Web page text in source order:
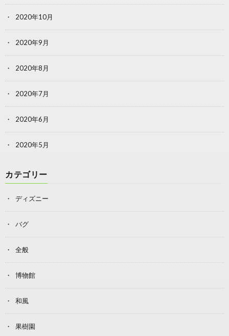
2020年10月
2020年9月
2020年8月
2020年7月
2020年6月
2020年5月
カテゴリー
ディズニー
バグ
全般
博物館
和風
果樹園